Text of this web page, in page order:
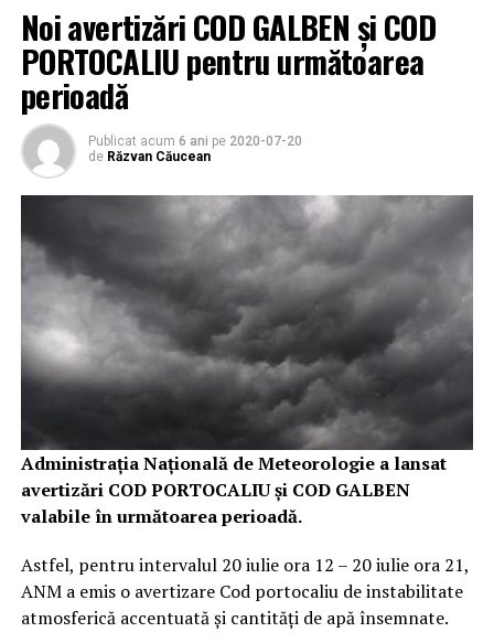
Noi avertizări COD GALBEN și COD
PORTOCALIU pentru următoarea
perioadă
Publicat acum 6 ani pe 2020-07-20
de Răzvan Căucean
Administrația Națională de Meteorologie a lansat
avertizări COD PORTOCALIU și COD GALBEN
valabile în următoarea perioadă.
Astfel, pentru intervalul 20 iulie ora 12 – 20 iulie ora 21,
ANM a emis o avertizare Cod portocaliu de instabilitate
atmosferică accentuată și cantități de apă însemnate.